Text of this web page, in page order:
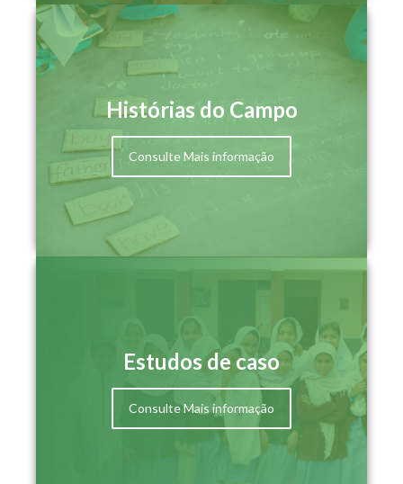
Histórias do Campo
Consulte Mais informação
Estudos de caso
Consulte Mais informação